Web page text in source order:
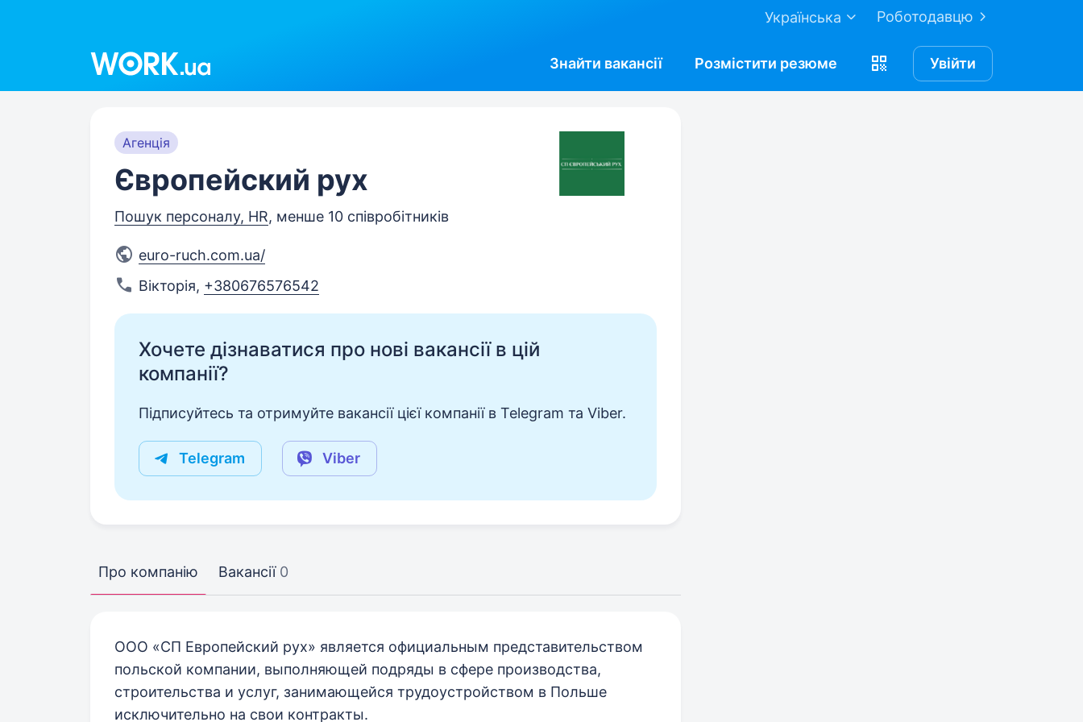
Роботодавцю
Українська
Знайти вакансії Розмістити резюме Увійти
Агенція
Європейский рух
Пошук персоналу, HR, менше 10 співробітників
euro-ruch.com.ua/
Вікторія, +380676576542
Хочете дізнаватися про нові вакансії в цій
компанії?
Підписуйтесь та отримуйте вакансії цієї компанії в Telegram та Viber.
Telegram Viber
Про компанію Вакансії 0
ООО «СП Европейский рух» является официальным представительством
польской компании, выполняющей подряды в сфере производства,
строительства и услуг, занимающейся трудоустройством в Польше
исключительно на свои контракты.